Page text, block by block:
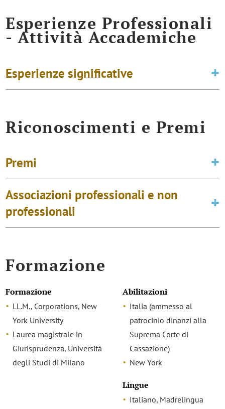
Esperienze Professionali
- Attività Accademiche
Esperienze significative
Riconoscimenti e Premi
Premi
Associazioni professionali e non
professionali
Formazione
Formazione
LL.M., Corporations, New
York University
Laurea magistrale in
Giurisprudenza, Università
degli Studi di Milano
Abilitazioni
Italia (ammesso al
patrocinio dinanzi alla
Suprema Corte di
Cassazione)
New York
Lingue
Italiano, Madrelingua